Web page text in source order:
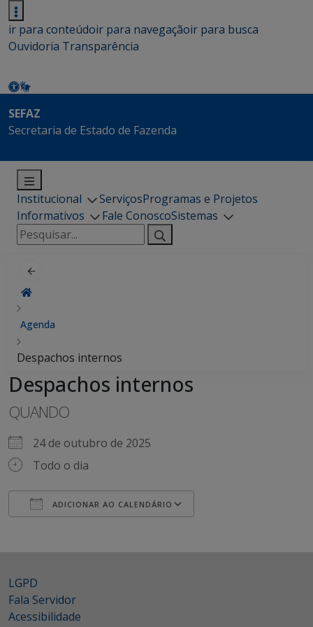
ir para conteúdoir para navegaçãoir para busca
Ouvidoria Transparência
SEFAZ
Secretaria de Estado de Fazenda
Institucional ServiçosProgramas e Projetos
Informativos
Fale ConoscoSistemas
Pesquisar
por:
Agenda
Despachos internos
Despachos internos
QUANDO
24 de outubro de 2025
Todo o dia
ADICIONAR AO CALENDÁRIO
LGPD
Fala Servidor
Acessibilidade